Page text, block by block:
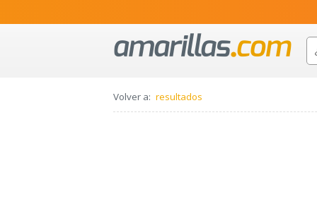
Volver a: resultados